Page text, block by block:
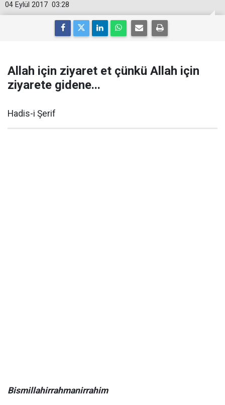
03:28
04 Eylül 2017
Allah için ziyaret et çünkü Allah için
ziyarete gidene...
Hadis-i Şerif
Bismillahirrahmanirrahim